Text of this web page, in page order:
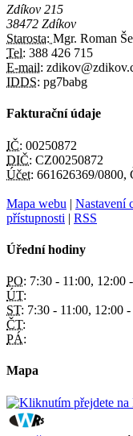
Zdíkov 215
38472 Zdíkov
Starosta: Mgr. Roman
Tel: 388 426 715
E-mail:
IDDS: pg7babg
Fakturační údaje
IČ: 00250872
DIČ: CZ00250872
Účet: 661626369/0800,
Mapa webu | Nastavení
přístupnosti | RSS
Úřední hodiny
PO: 7:30 - 11:00, 12:00
ÚT:
ST: 7:30 - 11:00, 12:00
ČT:
PÁ:
Mapa